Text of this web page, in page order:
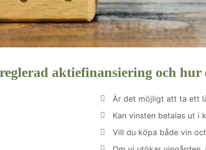
aktiefinansiering och
Är det möjligt att ta ett
Kan vinsten betalas ut i
Vill du köpa både vin